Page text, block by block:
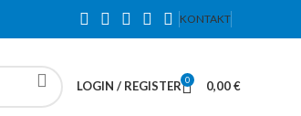
KONTAKT
LOGIN / REGISTER 0 0,00€